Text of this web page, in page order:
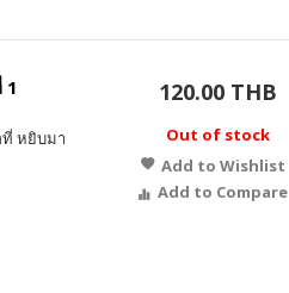
1
หยิบมา
120.00 THB
Out of stock
Add to Wishlist
Add to Compare